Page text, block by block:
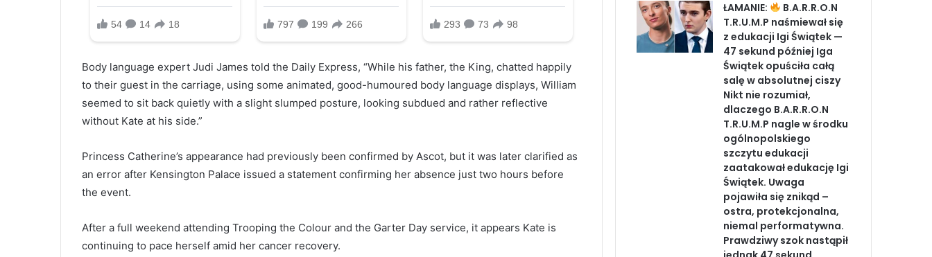
Body language expert Judi James told the Daily Express, “While his father, the King, chatted happily
to their guest in the carriage, using some animated, good-humoured body language displays, William
seemed to sit back quietly with a slight slumped posture, looking subdued and rather reflective
without Kate at his side.”
Princess Catherine’s appearance had previously been confirmed by Ascot, but it was later clarified as
an error after Kensington Palace issued a statement confirming her absence just two hours before
the event.
After a full weekend attending Trooping the Colour and the Garter Day service, it appears Kate is
continuing to pace herself amid her cancer recovery.
ŁAMANIE:
B.A.R.R.O.N
T.R.U.M.P naśmiewał się
z edukacji Igi Świątek —
47 sekund później Iga
Świątek opuściła całą
salę w absolutnej ciszy
Nikt nie rozumiał,
dlaczego B.A.R.R.O.N
T.R.U.M.P nagle w środku
ogólnopolskiego
szczytu edukacji
zaatakował edukację Igi
Świątek. Uwaga
pojawiła się znikąd –
ostra, protekcjonalna,
niemal performatywna.
Prawdziwy szok nastąpił